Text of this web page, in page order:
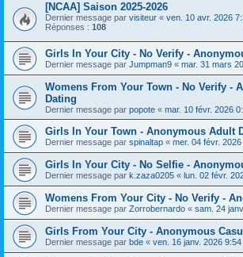
[NCAA] Saison 2025-2026
Dernier message par visiteur « ven. 10 avr. 2026
Réponses : 108
Girls In Your City - No Verify -
Dernier message par Jumpman9 « mar. 31 mars
Womens From Your Town - No Verify -
Dating
Dernier message par popote « mar. 10 févr. 2026
Girls In Your Town - Anonymous Adult
Dernier message par spinaltap « mer. 04 févr.
Girls In Your City - No Selfie -
Dernier message par k.zaza0205 « lun. 02 févr.
Womens From Your City - No Verify -
Dernier message par Zorrobernardo « sam. 24
Girls From Your City - Anonymous
Dernier message par bde « ven. 16 janv. 2026 9:54